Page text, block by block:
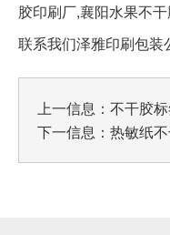
胶印刷厂,襄阳水果不
联系我们泽雅印刷包装
上一信息： 不干胶
下一信息： 热敏纸